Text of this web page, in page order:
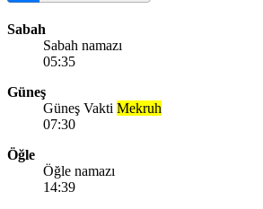
Sabah
Sabah namazı
05:35
Güneş
Güneş Vakti Mekruh
07:30
Öğle
Öğle namazı
14:39